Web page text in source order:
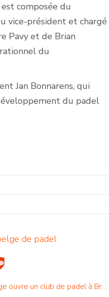
composée du
vice-président et chargé
Pavy et de Brian
du
Jan Bonnarens, qui
du padel
de padel
Un footballeur professionnel belge ouvre un club de padel à Bruges